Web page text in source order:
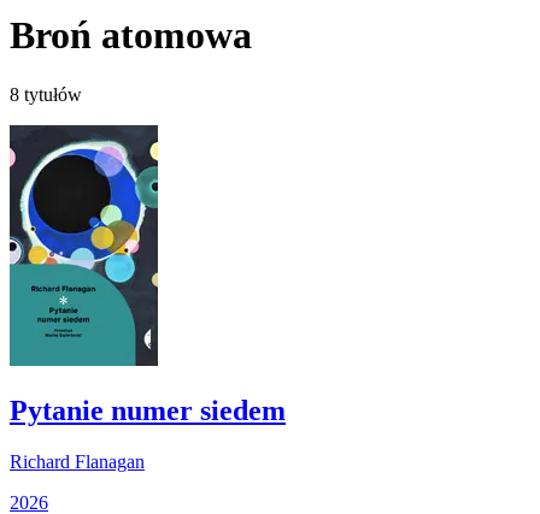
Broń atomowa
8 tytułów
Pytanie numer siedem
Richard Flanagan
2026